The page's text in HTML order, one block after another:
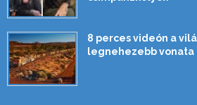
8 perces videón a
legnehezebb vonata